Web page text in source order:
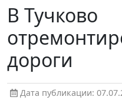
В Тучково
дороги
Дата публикации: